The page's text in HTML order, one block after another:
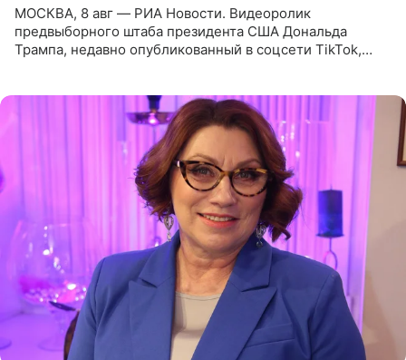
МОСКВА, 8 авг — РИА Новости. Видеоролик
предвыборного штаба президента США Дональда
Трампа, недавно опубликованный в соцсети TikTok,